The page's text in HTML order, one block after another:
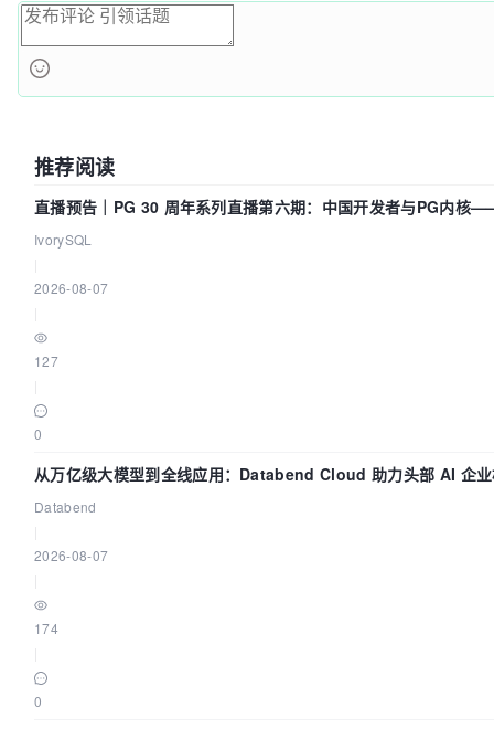
推荐阅读
直播预告｜PG 30 周年系列直播第六期：中国开发者与PG内核
吗？我们贡献了什么？
IvorySQL
2026-08-07
127
0
从万亿级大模型到全线应用：Databend Cloud 助力头部 AI 企
Trace 数据管道
Databend
2026-08-07
174
0